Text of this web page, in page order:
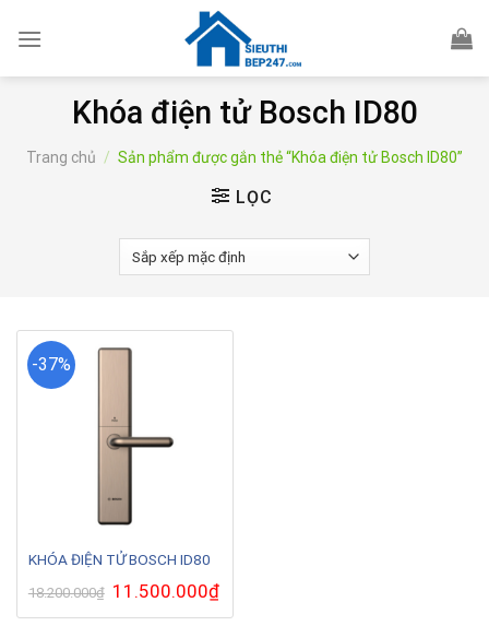
Khóa điện tử Bosch ID80
Trang chủ / Sản phẩm được gắn thẻ “Khóa điện tử Bosch ID80”
LỌC
-37%
KHÓA ĐIỆN TỬ BOSCH ID80
18.200.000₫ Giá
gốc
là:
11.500.000₫Giá
hiện
tại